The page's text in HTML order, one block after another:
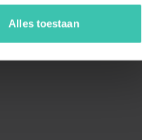
Alles toestaan